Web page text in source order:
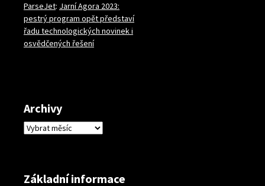
ParseJet: Jarní Agora 2023:
pestrý program opět představí
řadu technologických novinek i
osvědčených řešení
Archivy
Archivy
Základní informace